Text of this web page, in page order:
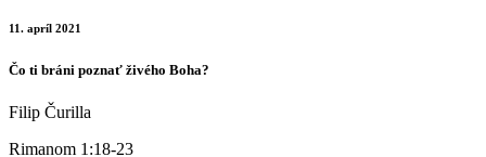
11. apríl 2021
Čo ti bráni poznať živého Boha?
Filip Čurilla
Rimanom 1:18-23